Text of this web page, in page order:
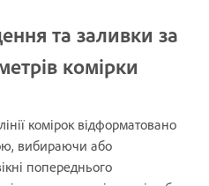
та заливки за
комірки
комірок відформатовано
вибираючи або
попереднього